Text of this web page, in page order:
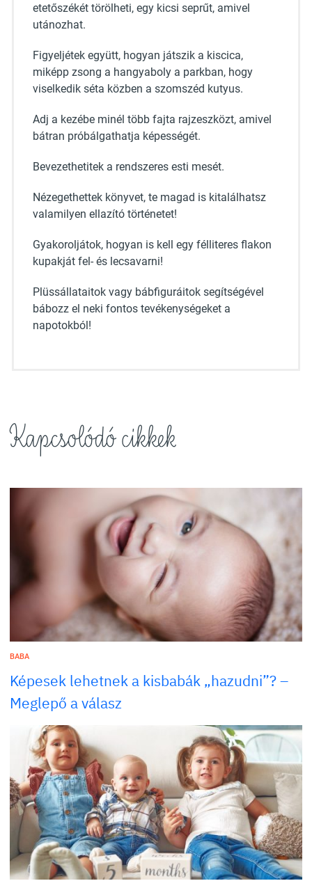
etetőszékét törölheti, egy kicsi seprűt, amivel
utánozhat.
Figyeljétek együtt, hogyan játszik a kiscica,
miképp zsong a hangyaboly a parkban, hogy
viselkedik séta közben a szomszéd kutyus.
Adj a kezébe minél több fajta rajzeszközt, amivel
bátran próbálgathatja képességét.
Bevezethetitek a rendszeres esti mesét.
Nézegethettek könyvet, te magad is kitalálhatsz
valamilyen ellazító történetet!
Gyakoroljátok, hogyan is kell egy félliteres flakon
kupakját fel- és lecsavarni!
Plüssállataitok vagy bábfiguráitok segítségével
bábozz el neki fontos tevékenységeket a
napotokból!
Kapcsolódó cikkek
BABA
Képesek lehetnek a kisbabák „hazudni”? –
Meglepő a válasz